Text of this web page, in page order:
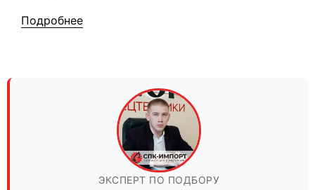
Подробнее
ЭКСПЕРТ ПО ПОДБОРУ